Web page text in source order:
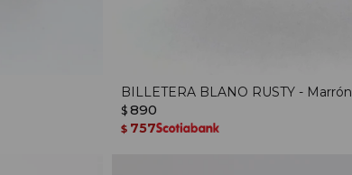
BILLETERA BLANO RUSTY - Marrón
$ 890
$ 757